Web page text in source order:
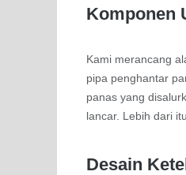
Komponen
Kami merancang
pipa penghantar
panas yang
lancar. Lebih dari
Desain